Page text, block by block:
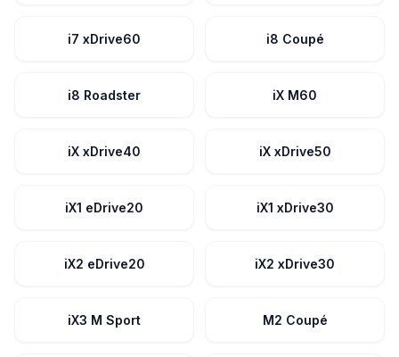
i7 xDrive60 i8 Coupé
i8 Roadster iX M60
iX xDrive40 iX xDrive50
iX1 eDrive20 iX1 xDrive30
iX2 eDrive20 iX2 xDrive30
iX3 M Sport M2 Coupé